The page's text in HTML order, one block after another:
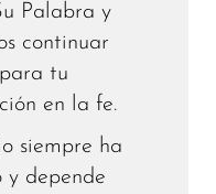
Palabra y
continuar
tu
en la fe.
siempre ha
y depende